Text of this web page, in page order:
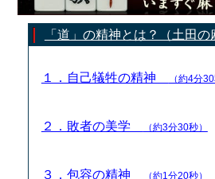
「道」の精神とは？（土田の
１．自己犠牲の精神 （約4分30
２．敗者の美学 （約3分30秒）
３．包容の精神 （約1分20秒）